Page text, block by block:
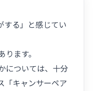
する」と感じてい
ます。
については、十分
「キャンサーペア